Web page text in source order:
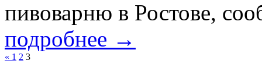
пивоварню в Ростове,
подробнее →
« 1 2 3